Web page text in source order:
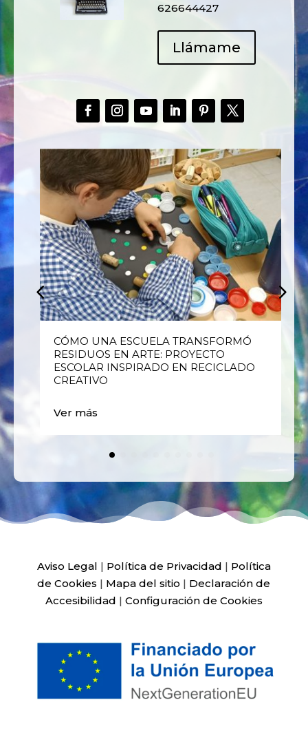
626644427
Llámame
CÓMO UNA ESCUELA TRANSFORMÓ
RESIDUOS EN ARTE: PROYECTO
ESCOLAR INSPIRADO EN RECICLADO
CREATIVO
Ver más
Aviso Legal | Política de Privacidad | Política
de Cookies | Mapa del sitio | Declaración de
Accesibilidad | Configuración de Cookies